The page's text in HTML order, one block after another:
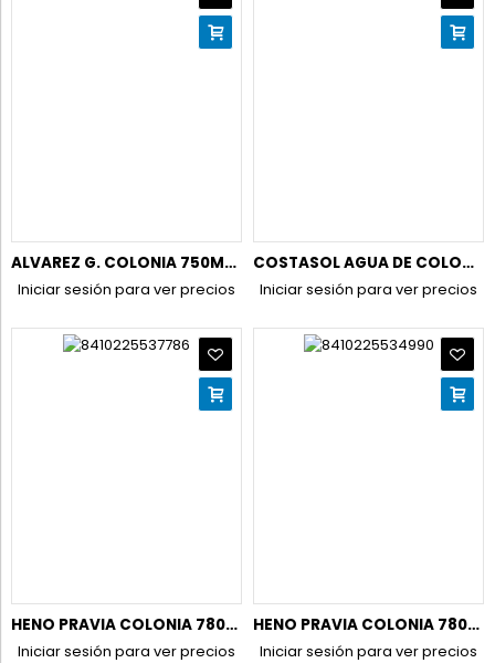
ALVAREZ G. COLONIA 750ML.PLASTICO (CLASICA).GR75
Iniciar sesión para ver precios
COSTASOL AGUA DE COLONIA 800ML.
Iniciar sesión para ver precios
HENO PRAVIA COLONIA 780ML ORIGINAL
Iniciar sesión para ver precios
HENO PRAVIA COLONIA 780ML TE BLANCO GLICERINA
Iniciar sesión para ver precios